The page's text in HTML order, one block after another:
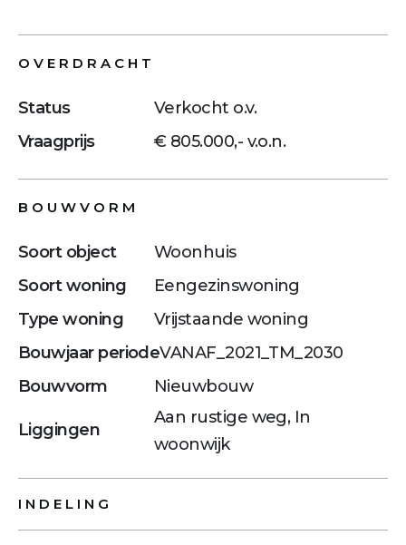
OVERDRACHT
Status
Verkocht o.v.
Vraagprijs
€ 805.000,- v.o.n.
BOUWVORM
Soort object
Woonhuis
Soort woning
Eengezinswoning
Type woning
Vrijstaande woning
Bouwjaar periodeVANAF_2021_TM_2030
Bouwvorm
Nieuwbouw
Liggingen
Aan rustige weg, In
woonwijk
INDELING